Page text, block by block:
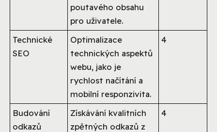
poutavého obsahu
pro uživatele.
Technické
SEO
Optimalizace
technických aspektů
webu, jako je
rychlost načítání a
mobilní responzivita.
4
Budování
odkazů
Získávání kvalitních
zpětných odkazů z
4